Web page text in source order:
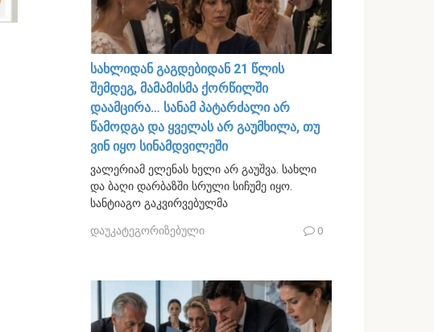
სახლიდან გაგდებიდან 21 წლის
შემდეგ, მამამისმა ქორწილში
დაამცირა… სანამ პატარძალი არ
წამოდგა და ყველას არ გაუმხილა, თუ
ვინ იყო სინამდვილეში
ვალერიამ ელენას ხელი არ გაუშვა. სახლი
და ბაღი დარბაზში სრული სიჩუმე იყო.
სანტიაგო გაკვირვებულმა
დაუკატეგორიზებული 0